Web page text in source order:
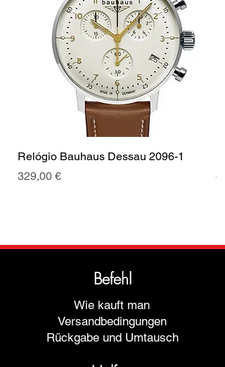
Relógio Bauhaus Dessau 2096-1
Preis
329,00 €
Befehl
Wie kauft man
Versandbedingungen
Rückgabe und Umtausch